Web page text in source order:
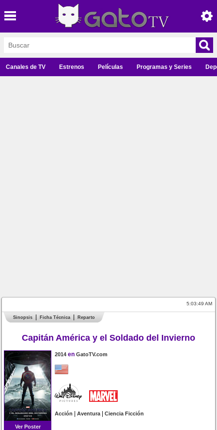
Canales de TV Estrenos Películas Programas y Series
5:03:49 AM
Sinopsis Ficha Técnica Reparto
Capitán América y el Soldado del Invierno
Ver Poster
2014 en GatoTV.com
Acción |Aventura|Ciencia Ficción